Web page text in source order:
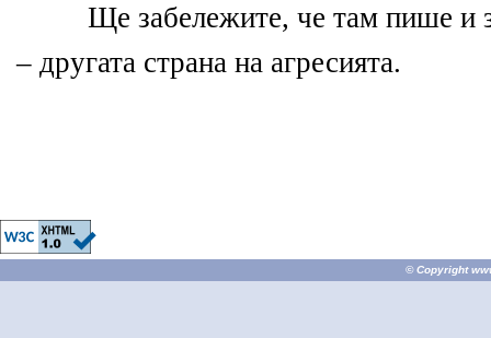
Ще забележите, че там пише и
– другата страна на агресията.
© Copyright